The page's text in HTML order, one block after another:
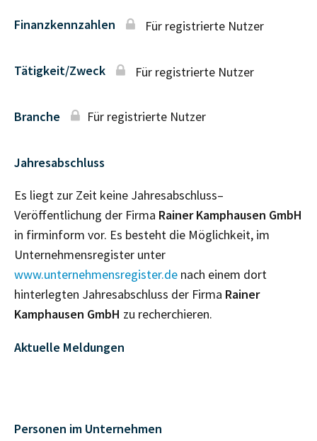
Finanzkennzahlen Für registrierte Nutzer
Tätigkeit/Zweck Für registrierte Nutzer
Branche Für registrierte Nutzer
Jahresabschluss
Es liegt zur Zeit keine Jahresabschluss–
Veröffentlichung der Firma Rainer Kamphausen GmbH
in firminform vor. Es besteht die Möglichkeit, im
Unternehmensregister unter
www.unternehmensregister.de nach einem dort
hinterlegten Jahresabschluss der Firma Rainer
Kamphausen GmbH zu recherchieren.
Aktuelle Meldungen
Personen im Unternehmen